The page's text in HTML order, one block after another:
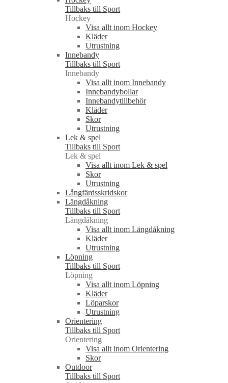
Tillbaks till Sport
Hockey
Visa allt inom Hockey
Kläder
Utrustning
Innebandy
Tillbaks till Sport
Innebandy
Visa allt inom Innebandy
Innebandybollar
Innebandytillbehör
Kläder
Skor
Utrustning
Lek & spel
Tillbaks till Sport
Lek & spel
Visa allt inom Lek & spel
Skor
Utrustning
Långfärdsskridskor
Längdåkning
Tillbaks till Sport
Längdåkning
Visa allt inom Längdåkning
Kläder
Utrustning
Löpning
Tillbaks till Sport
Löpning
Visa allt inom Löpning
Kläder
Löparskor
Utrustning
Orientering
Tillbaks till Sport
Orientering
Visa allt inom Orientering
Skor
Outdoor
Tillbaks till Sport